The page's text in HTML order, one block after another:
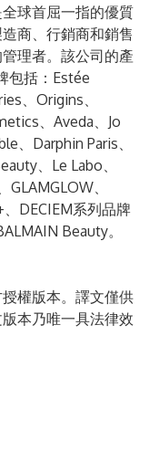
全球首屈一指的優質
商、行銷商和銷售
理者。該公司的產
包括：Estée
、Origins、
、Aveda、Jo
、Darphin Paris、
、Le Labo、
、
、DECIEM系列品牌
Beauty。
權版本。譯文僅供
本乃唯一具法律效